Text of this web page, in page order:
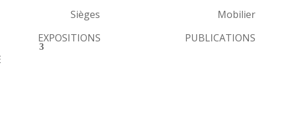
Sièges Mobilier
EXPOSITIONS PUBLICATIONS